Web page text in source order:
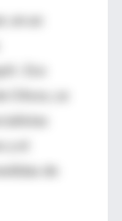
en un
. Eso
Olivos, se
el
de